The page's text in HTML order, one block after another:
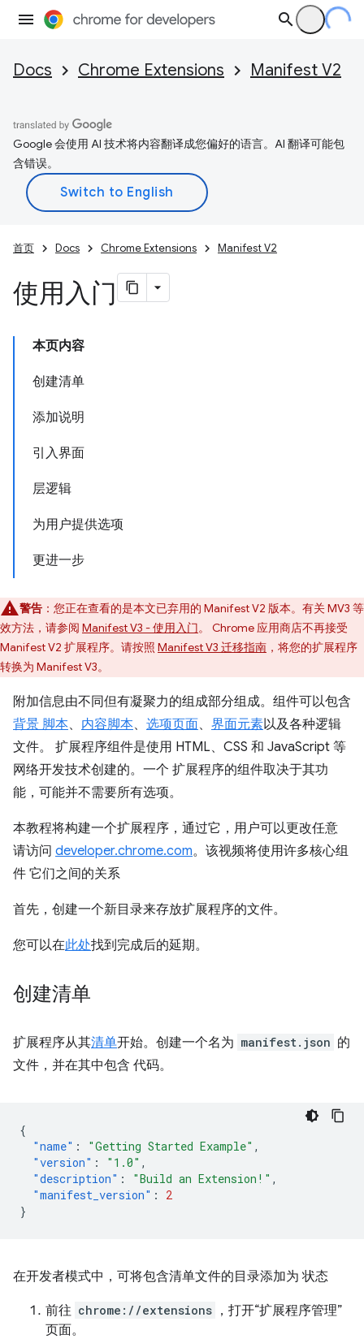
Docs Chrome Extensions Manifest V2
Google 会使用 AI 技术将内容翻译成您偏好的语言。AI 翻译可能包
含错误。
首页 Docs Chrome Extensions Manifest V2
使用入门
本页内容
创建清单
添加说明
引入界面
层逻辑
为用户提供选项
更进一步
警告 ：您正在查看的是本文已弃用的 Manifest V2 版本。有关 MV3 等
效方法，请参阅 Manifest V3 - 使用入门。 Chrome 应用商店不再接受
Manifest V2 扩展程序。请按照 Manifest V3 迁移指南 ，将您的扩展程序
转换为 Manifest V3。
附加信息由不同但有凝聚力的组成部分组成。组件可以包含
背景 脚本、 内容脚本、 选项页面、 界面元素以及各种逻辑
文件。 扩展程序组件是使用 HTML、CSS 和 JavaScript 等
网络开发技术创建的。一个 扩展程序的组件取决于其功
能，可能并不需要所有选项。
本教程将构建一个扩展程序，通过它，用户可以更改任意
请访问 developer.chrome.com。该视频将使用许多核心组
件 它们之间的关系
首先，创建一个新目录来存放扩展程序的文件。
您可以在此处找到完成后的延期。
创建清单
扩展程序从其清单开始。创建一个名为 manifest.json 的
文件，并在其中包含 代码。
{
"name" : "Getting Started Example" ,
"version" : "1.0" ,
"description" : "Build an Extension!" ,
"manifest_version" :
2
}
在开发者模式中，可将包含清单文件的目录添加为 状态
前往 chrome://extensions ，打开“扩展程序管理”
页面。